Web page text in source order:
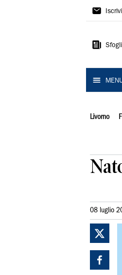
Il
Livorno
08 luglio